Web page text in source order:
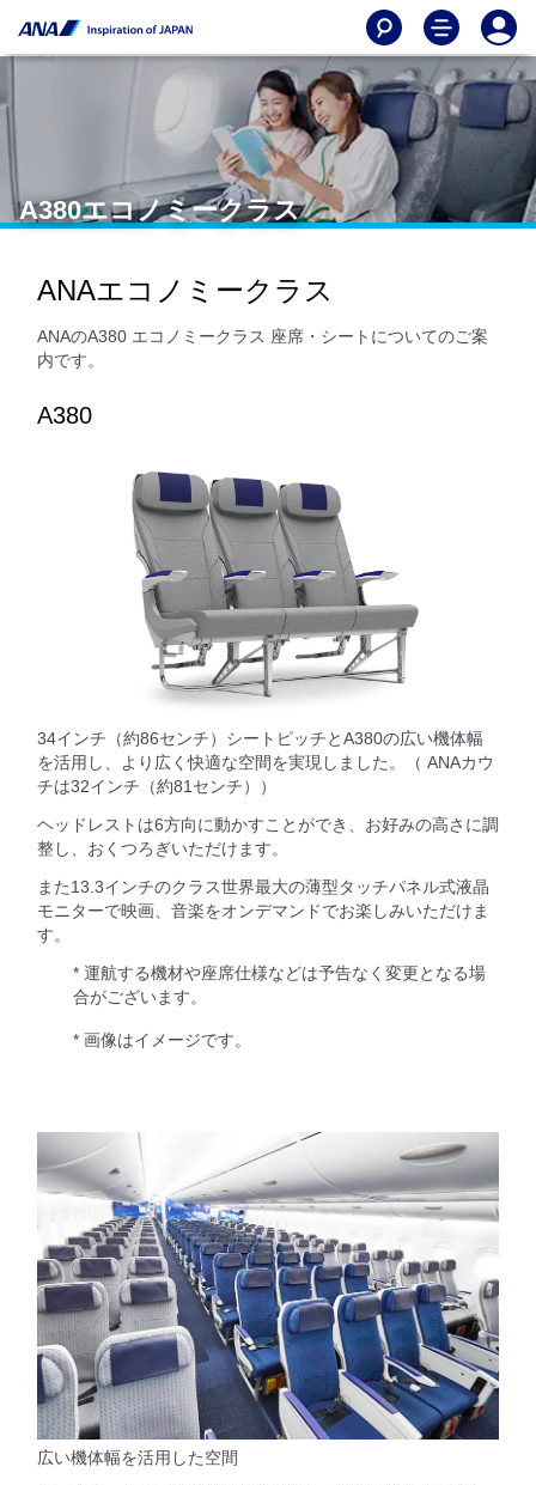
A380エコノミークラス
ANAエコノミークラス
ANAのA380 エコノミークラス 座席・シートについてのご案
内です。
A380
34インチ（約86センチ）シートピッチとA380の広い機体幅
を活用し、より広く快適な空間を実現しました。（ ANAカウ
チは32インチ（約81センチ））
ヘッドレストは6方向に動かすことができ、お好みの高さに調
整し、おくつろぎいただけます。
また13.3インチのクラス世界最大の薄型タッチパネル式液晶
モニターで映画、音楽をオンデマンドでお楽しみいただけま
す。
* 運航する機材や座席仕様などは予告なく変更となる場
合がございます。
* 画像はイメージです。
広い機体幅を活用した空間